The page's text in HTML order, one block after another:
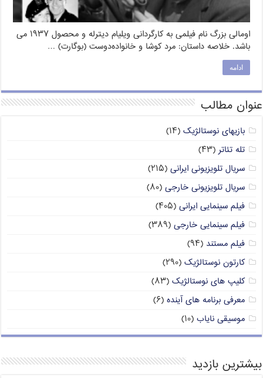
اومالی بزرگ نام فیلمی به کارگردانی ویلیام دیترله و محصول ۱۹۳۷ می
باشد. خلاصه داستان: مرد کوشا و خانواده‌دوست (بوگارت) …
ادامه
عنوان مطالب
بازیهای نوستالژیک (۱۴)
تله تئاتر(۴۳)
سریال تلویزیونی ایرانی (۲۱۵)
سریال تلویزیونی خارجی (۸۰)
فیلم سینمایی ایرانی (۴۰۵)
فیلم سینمایی خارجی (۳۸۹)
فیلم مستند (۹۴)
کارتون نوستالژیک (۲۹۰)
کلیپ های نوستالژیک (۸۳)
معرفی برنامه های آینده (۶)
موسیقی نایاب (۱۰)
بیشترین بازدید